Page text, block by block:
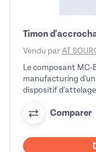
Timon
Vendu par AT
Le composant
manufacturing
dispositif
Comparer